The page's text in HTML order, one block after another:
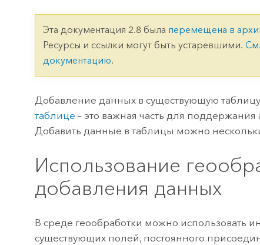
для
ресурсы
Все отрасли
технологий
Эта документация 2.8 была перемещена в
Ресурсы и ссылки могут быть устаревшими.
документацию.
Добавление данных в существующую
таблице – это важная часть для
Добавить данные в таблицы можно
Использование
добавления данных
В среде геообработки можно использовать
существующих полей, постоянного